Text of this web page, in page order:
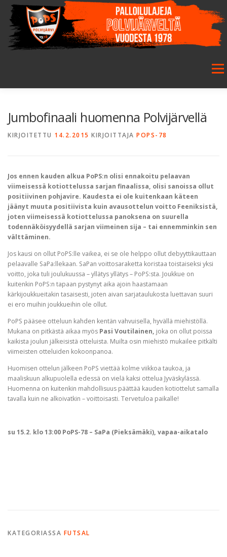
Siirry
sisältöön
GALLERIA
Jumbofinaali huomenna Polvijärvellä
KIRJOITETTU 14.2.2015 KIRJOITTAJA POPS-78
Jos ennen kauden alkua PoPS:n olisi ennakoitu pelaavan
viimeisessä kotiottelussa sarjan finaalissa, olisi sanoissa ollut
positiivinen pohjavire. Kaudesta ei ole kuitenkaan käteen
jäänyt muuta positiivista kuin avausottelun voitto Feeniksistä,
joten viimeisessä kotiottelussa panoksena on suurella
todennäköisyydellä sarjan viimeinen sija – tai ennemminkin sen
välttäminen.
Jos kausi on ollut PoPS:lle vaikea, ei se ole helppo ollut debyyttikauttaan
pelaavalle SaPa:llekaan. SaPan voittosaraketta koristaa toistaiseksi yksi
voitto, joka tuli joulukuussa – yllätys yllätys – PoPS:sta. Joukkue on
kuitenkin PoPS:n tapaan pystynyt aika ajoin haastamaan
kärkijoukkueitakin tasaisesti, joten aivan sarjataulukosta luettavan suuri
ei ero muihin joukkueihin ole ollut.
PoPS pääsee otteluun kahden kentän vahvuisella, hyvällä miehistöllä.
Mukana on pitkästä aikaa myös Pasi Voutilainen, joka on ollut poissa
kaikista joulun jälkeisistä otteluista. Muilta osin miehistö mukailee pitkälti
viimeisten otteluiden kokoonpanoa.
Huomisen ottelun jälkeen PoPS viettää kolme viikkoa taukoa, ja
maaliskuun alkupuolella edessä on vielä kaksi ottelua Jyväskylässä.
Huomenna on kuitenkin mahdollisuus päättää kauden kotiottelut samalla
tavalla kuin ne alkoivatkin – voittoisasti. Tervetuloa paikalle!
su 15.2. klo 13:00 PoPS-78 – SaPa (Pieksämäki), vapaa-aikatalo
KATEGORIASSA FUTSAL